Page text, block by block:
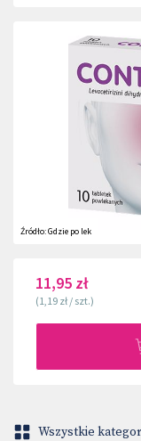
Źródło:Gdzie po lek
11,95 zł
(1,19 zł / szt.)
Wszystkie